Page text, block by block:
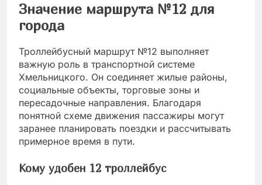
Значение маршрута №12 для
города
Троллейбусный маршрут №12 выполняет
важную роль в транспортной системе
Хмельницкого. Он соединяет жилые районы,
социальные объекты, торговые зоны и
пересадочные направления. Благодаря
понятной схеме движения пассажиры могут
заранее планировать поездки и рассчитывать
примерное время в пути.
Кому удобен 12 троллейбус